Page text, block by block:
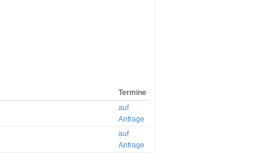
Termine
auf
Anfrage
auf
Anfrage